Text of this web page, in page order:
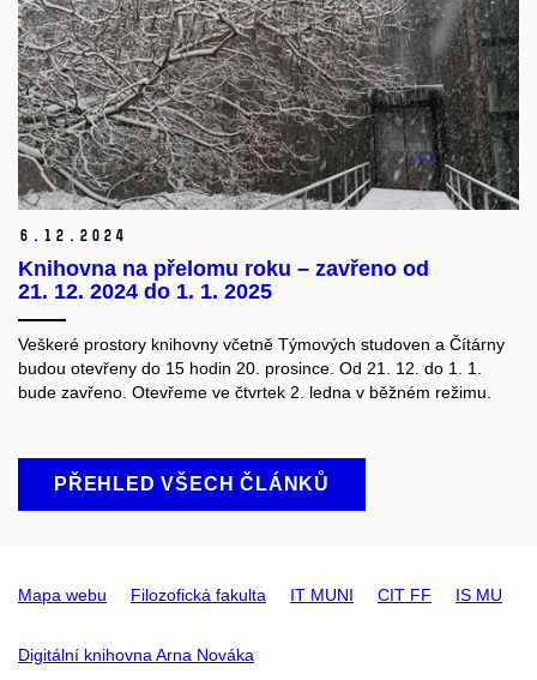
6. 12. 2024
Knihovna na přelomu roku – zavřeno od
21. 12. 2024 do 1. 1. 2025
Veškeré prostory knihovny včetně Týmových studoven a Čítárny
budou otevřeny do 15 hodin 20. prosince. Od 21. 12. do 1. 1.
bude zavřeno. Otevřeme ve čtvrtek 2. ledna v běžném režimu.
PŘEHLED VŠECH ČLÁNKŮ
Mapa webu Filozofická fakulta IT MUNI CIT FF IS MU
Digitální knihovna Arna Nováka